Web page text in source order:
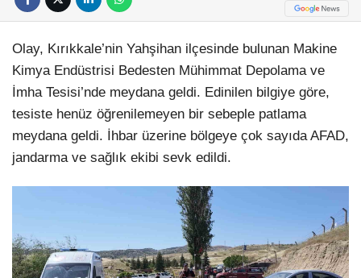
Olay, Kırıkkale’nin Yahşihan ilçesinde bulunan Makine
Kimya Endüstrisi Bedesten Mühimmat Depolama ve
İmha Tesisi’nde meydana geldi. Edinilen bilgiye göre,
tesiste henüz öğrenilemeyen bir sebeple patlama
meydana geldi. İhbar üzerine bölgeye çok sayıda AFAD,
jandarma ve sağlık ekibi sevk edildi.